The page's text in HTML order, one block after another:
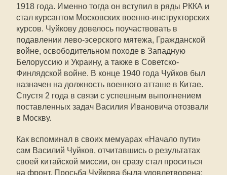
1918 года. Именно тогда он вступил в ряды РККА и
стал курсантом Московских военно-инструкторских
курсов. Чуйкову довелось поучаствовать в
подавлении лево-эсерского мятежа, Гражданской
войне, освободительном походе в Западную
Белоруссию и Украину, а также в Советско-
Финлядской войне. В конце 1940 года Чуйков был
назначен на должность военного атташе в Китае.
Спустя 2 года в связи с успешным выполнением
поставленных задач Василия Ивановича отозвали
в Москву.
Как вспоминал в своих мемуарах «Начало пути»
сам Василий Чуйков, отчитавшись о результатах
своей китайской миссии, он сразу стал проситься
на фронт. Просьба Чуйкова была удовлетворена: